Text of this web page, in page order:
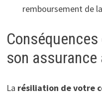
remboursement de
son assurance
La résiliation de votre